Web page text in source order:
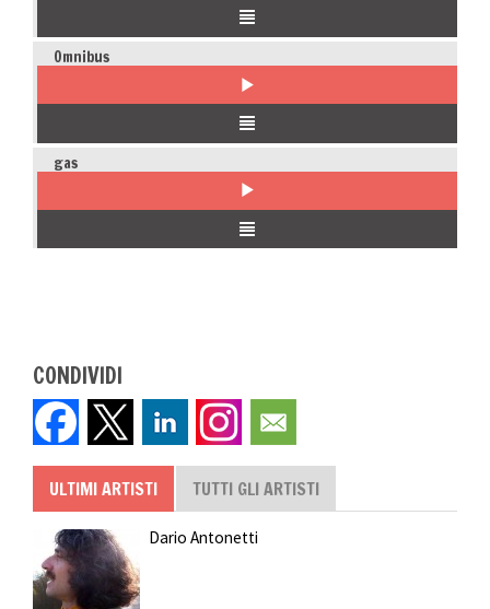
Omnibus
gas
CONDIVIDI
ULTIMI ARTISTI TUTTI GLI ARTISTI
Dario Antonetti